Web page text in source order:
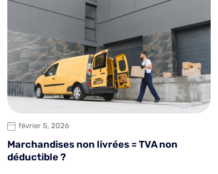
février 5, 2026
Marchandises non livrées = TVA non
déductible ?